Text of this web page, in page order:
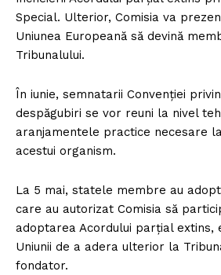
Special. Ulterior, Comisia va
Uniunea Europeană să devină
Tribunalului.
În iunie, semnatarii Convenției
despăgubiri se vor reuni la nivel
aranjamentele practice necesare
acestui organism.
La 5 mai, statele membre au
care au autorizat Comisia să
adoptarea Acordului parțial extins,
Uniunii de a adera ulterior la
fondator.